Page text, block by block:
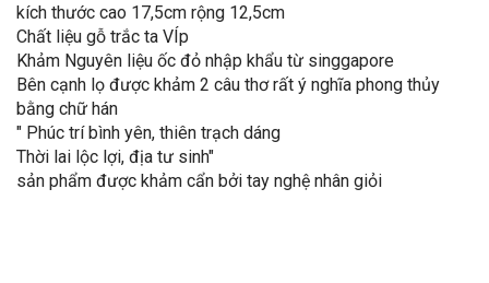
kích thước cao 17,5cm rộng 12,5cm
Chất liệu gỗ trắc ta VÍp
Khảm Nguyên liệu ốc đỏ nhập khẩu từ singgapore
Bên cạnh lọ được khảm 2 câu thơ rất ý nghĩa phong thủy
bằng chữ hán
" Phúc trí bình yên, thiên trạch dáng
Thời lai lộc lợi, địa tư sinh"
sản phẩm được khảm cẩn bởi tay nghệ nhân giỏi